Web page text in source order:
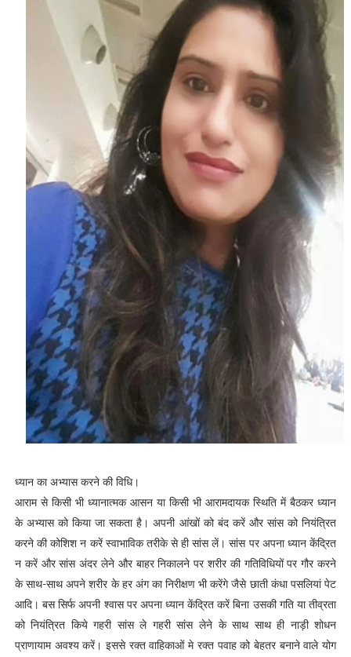
ध्यान का अभ्यास करने की विधि।
आराम से किसी भी ध्यानात्मक आसन या किसी भी आरामदायक स्थिति में बैठकर ध्यान
के अभ्यास को किया जा सकता है। अपनी आंखों को बंद करें और सांस को नियंत्रित
करने की कोशिश न करें स्वाभाविक तरीके से ही सांस लें। सांस पर अपना ध्यान केंद्रित
न करें और सांस अंदर लेने और बाहर निकालने पर शरीर की गतिविधियों पर गौर करने
के साथ-साथ अपने शरीर के हर अंग का निरीक्षण भी करेंगे जैसे छाती कंधा पसलियां पेट
आदि। बस सिर्फ अपनी श्वास पर अपना ध्यान केंद्रित करें बिना उसकी गति या तीव्रता
को नियंत्रित किये गहरी सांस ले गहरी सांस लेने के साथ साथ ही नाड़ी शोधन
प्राणायाम अवश्य करें। इससे रक्त वाहिकाओं मे रक्त पवाह को बेहतर बनाने वाले योग